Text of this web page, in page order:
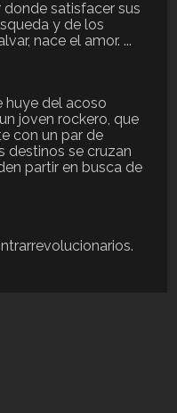
satisfacer sus
y de los
nace el amor. ...
huye del acoso
joven rockero, que
con un par de
destinos se cruzan
partir en busca de